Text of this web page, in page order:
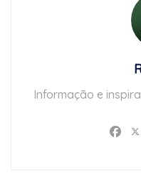
Informação e